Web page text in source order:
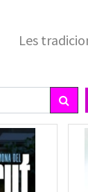
Les